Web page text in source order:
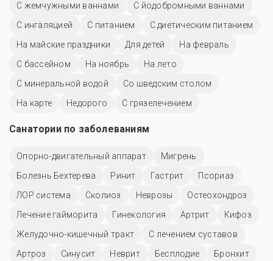
С жемчужными ваннами
С йодобромными ваннами
С ингаляцией
С питанием
С диетическим питанием
На майские праздники
Для детей
На февраль
C бассейном
На ноябрь
На лето
С минеральной водой
Со шведским столом
На карте
Недорого С грязелечением
Санатории по заболеваниям
Опорно-двигательный аппарат
Мигрень
Болезнь Бехтерева
Ринит Гастрит
Псориаз
ЛОР система
Сколиоз Неврозы
Остеохондроз
Лечение гайморита
Гинекология Артрит
Кифоз
Желудочно-кишечный тракт
С лечением суставов
Артроз
Синусит Неврит Бесплодие
Бронхит